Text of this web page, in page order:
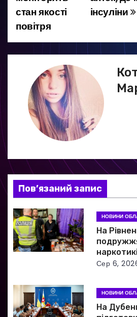
в
і
г
з
а
п
и
с
в
інсуліни
стан якості
повітря
Пов’язаний запис
НОВИНИ
На
Сер 6,
НОВИНИ
На